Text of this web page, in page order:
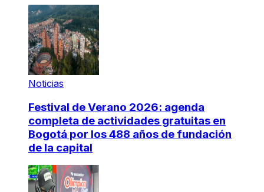
Noticias
Festival de Verano 2026: agenda
completa de actividades gratuitas en
Bogotá por los 488 años de fundación
de la capital